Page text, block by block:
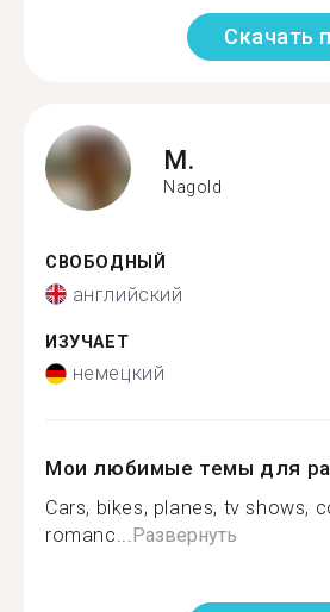
Скачать
M.
Nagold
СВОБОДНЫЙ
английский
ИЗУЧАЕТ
немецкий
Мои любимые темы для
Cars, bikes, planes, tv shows,
romanc...Развернуть